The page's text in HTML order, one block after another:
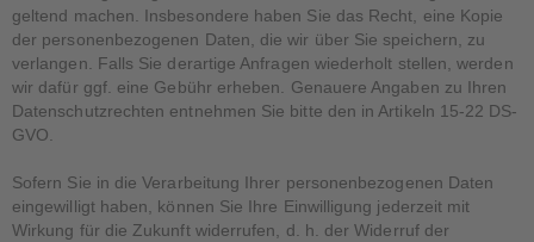
geltend machen. Insbesondere haben Sie das Recht, eine Kopie
der personenbezogenen Daten, die wir über Sie speichern, zu
verlangen. Falls Sie derartige Anfragen wiederholt stellen, werden
wir dafür ggf. eine Gebühr erheben. Genauere Angaben zu Ihren
Datenschutzrechten entnehmen Sie bitte den in Artikeln 15-22 DS-
GVO.
Sofern Sie in die Verarbeitung Ihrer personenbezogenen Daten
eingewilligt haben, können Sie Ihre Einwilligung jederzeit mit
Wirkung für die Zukunft widerrufen, d. h. der Widerruf der